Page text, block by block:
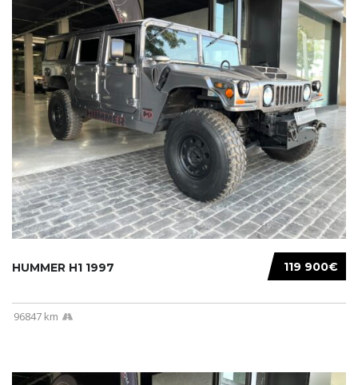
119 900€
HUMMER H1 1997
96847 km